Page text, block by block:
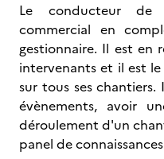
Le conducteur de
commercial en
gestionnaire. Il est en
intervenants et il est
sur tous ses
évènements, avoir
déroulement d'un
panel de